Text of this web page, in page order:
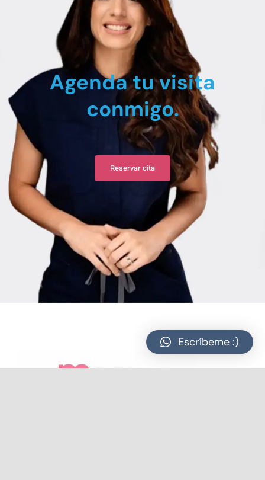
Agenda tu visita
conmigo.
Reservar cita
Escríbeme :)